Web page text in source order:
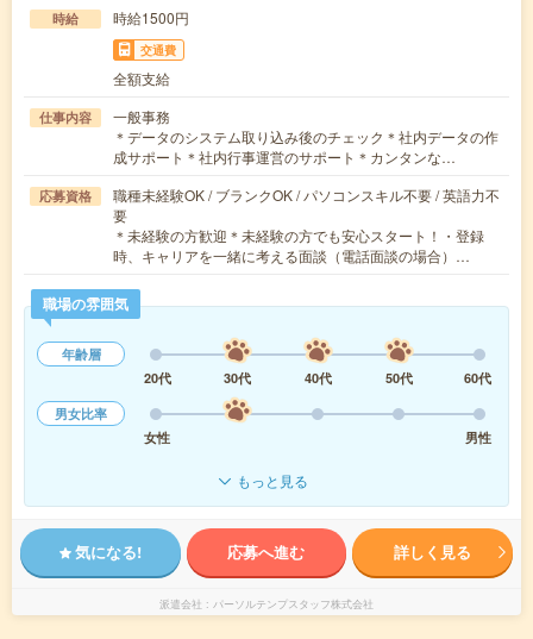
時給 時給1500円
交通費
全額支給
仕事内容
一般事務
＊データのシステム取り込み後のチェック＊社内データの作
成サポート＊社内行事運営のサポート＊カンタンな…
応募資格
職種未経験OK / ブランクOK / パソコンスキル不要 / 英語力不
要
＊未経験の方歓迎＊未経験の方でも安心スタート！・登録
時、キャリアを一緒に考える面談（電話面談の場合）…
職場の雰囲気
年齢層
20代
30代 40代 50代
60代
男女比率
女性
男性
もっと見る
気になる! 応募へ進む 詳しく見る
派遣会社 パーソルテンプスタッフ株式会社